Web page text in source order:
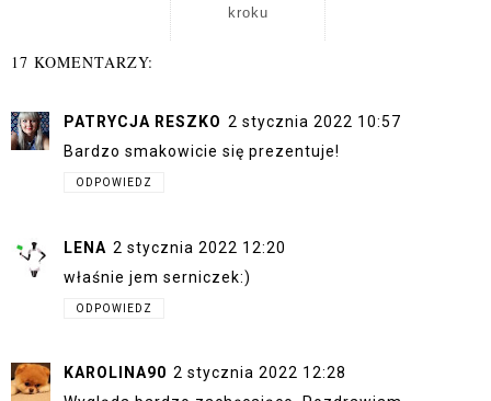
kroku
17 KOMENTARZY:
PATRYCJA RESZKO 2 stycznia 2022 10:57
Bardzo smakowicie się prezentuje!
ODPOWIEDZ
LENA 2 stycznia 2022 12:20
właśnie jem serniczek:)
ODPOWIEDZ
KAROLINA90 2 stycznia 2022 12:28